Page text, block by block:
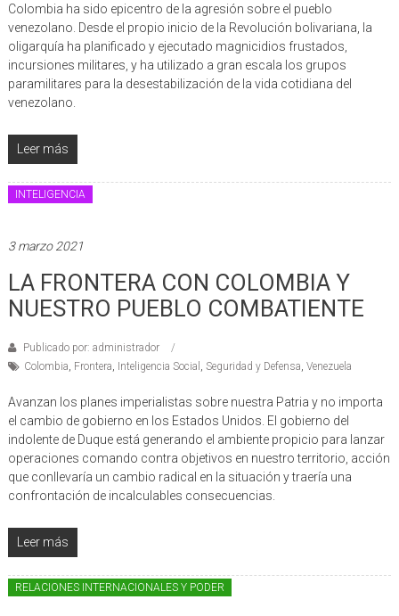
Colombia ha sido epicentro de la agresión sobre el pueblo
venezolano. Desde el propio inicio de la Revolución bolivariana, la
oligarquía ha planificado y ejecutado magnicidios frustados,
incursiones militares, y ha utilizado a gran escala los grupos
paramilitares para la desestabilización de la vida cotidiana del
venezolano.
Leer más
INTELIGENCIA
3 marzo 2021
LA FRONTERA CON COLOMBIA Y
NUESTRO PUEBLO COMBATIENTE
Publicado por: administrador
Colombia, Frontera, Inteligencia Social , Seguridad y Defensa, Venezuela
Avanzan los planes imperialistas sobre nuestra Patria y no importa
el cambio de gobierno en los Estados Unidos. El gobierno del
indolente de Duque está generando el ambiente propicio para lanzar
operaciones comando contra objetivos en nuestro territorio, acción
que conllevaría un cambio radical en la situación y traería una
confrontación de incalculables consecuencias.
Leer más
RELACIONES INTERNACIONALES Y PODER